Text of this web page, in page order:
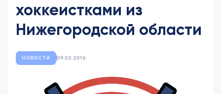
хоккеистками из
Нижегородской области
НОВОСТИ 09.03.2016